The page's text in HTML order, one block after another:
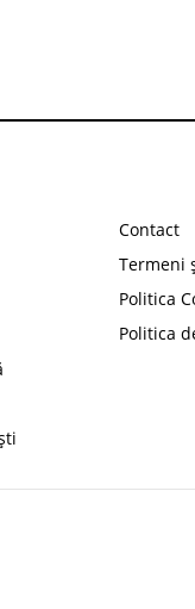
Contact
Termeni
Politica
Politica